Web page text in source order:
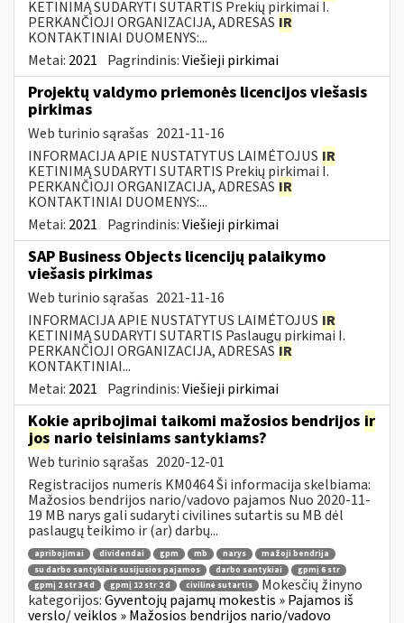
KETINIMĄ SUDARYTI SUTARTIS Prekių pirkimai I.
PERKANČIOJI ORGANIZACIJA, ADRESAS IR
KONTAKTINIAI DUOMENYS:...
Metai: 2021 Pagrindinis:Viešieji pirkimai
Projektų valdymo priemonės licencijos viešasis
pirkimas
Web turinio sąrašas 2021-11-16
INFORMACIJA APIE NUSTATYTUS LAIMĖTOJUS IR
KETINIMĄ SUDARYTI SUTARTIS Prekių pirkimai I.
PERKANČIOJI ORGANIZACIJA, ADRESAS IR
KONTAKTINIAI DUOMENYS:...
Metai: 2021 Pagrindinis:Viešieji pirkimai
SAP Business Objects licencijų palaikymo
viešasis pirkimas
Web turinio sąrašas 2021-11-16
INFORMACIJA APIE NUSTATYTUS LAIMĖTOJUS IR
KETINIMĄ SUDARYTI SUTARTIS Paslaugų pirkimai I.
PERKANČIOJI ORGANIZACIJA, ADRESAS IR
KONTAKTINIAI...
Metai: 2021 Pagrindinis:Viešieji pirkimai
Kokie apribojimai taikomi mažosios bendrijos ir
jos nario teisiniams santykiams?
Web turinio sąrašas 2020-12-01
Registracijos numeris KM0464 Ši informacija skelbiama:
Mažosios bendrijos nario/vadovo pajamos Nuo 2020-11-
19 MB narys gali sudaryti civilines sutartis su MB dėl
paslaugų teikimo ir (ar) darbų...
apribojimai dividendai gpm mb narys
mažoji bendrija
su darbo santykiais susijusios pajamos
darbo santykiai
gpmį 6 str
gpmį 2 str 34 d
gpmį 12 str 2 d civilinė sutartis
Mokesčių žinyno
kategorijos:Gyventojų pajamų mokestis » Pajamos iš
verslo/ veiklos » Mažosios bendrijos nario/vadovo